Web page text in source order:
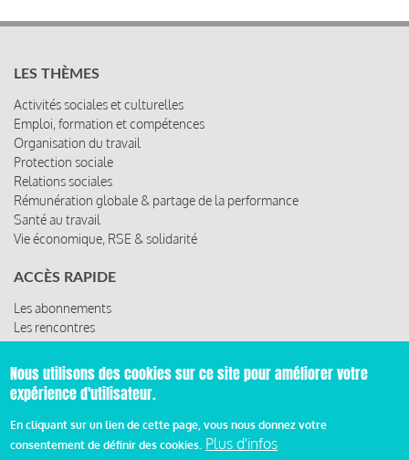
LES THÈMES
Activités sociales et culturelles
Emploi, formation et compétences
Organisation du travail
Protection sociale
Relations sociales
Rémunération globale & partage de la performance
Santé au travail
Vie économique, RSE & solidarité
ACCÈS RAPIDE
Les abonnements
Les rencontres
Les ressources
© 2019 Miroir Social - Réalisé parCafffeine
Nous utilisons des cookies sur ce site pour améliorer votre
expérience d'utilisateur.
En cliquant sur un lien de cette page, vous nous donnez votre
consentement de définir des cookies. Plus d'infos